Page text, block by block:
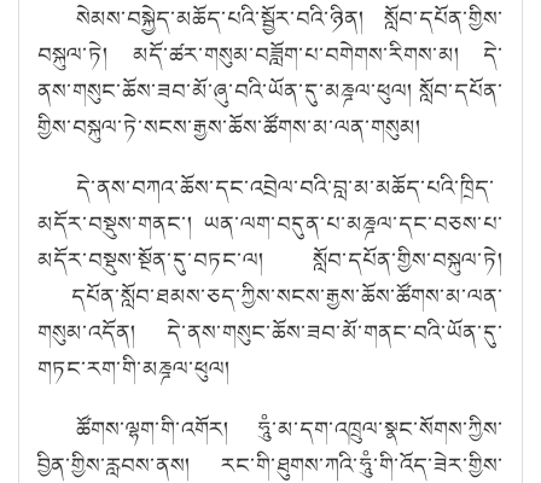
སེམས་བསྐྱེད་མཆོད་པའི་སྦྱོར་བའི་ཉིན། སློབ་དཔོན་གྱིས་
བསྐུལ་ཏེ། མདོ་ཚར་གསུམ་བཟློག་པ་བགེགས་རིགས་མ། དེ་
ནས་གསུང་ཆོས་ཟབ་མོ་ཞུ་བའི་ཡོན་དུ་མཎྜལ་ཕུལ། སློབ་དཔོན་
གྱིས་བསྐུལ་ཏེ་སངས་རྒྱས་ཆོས་ཚོགས་མ་ལན་གསུམ།
དེ་ནས་བཀའ་ཆོས་དང་འབྲེལ་བའི་བླ་མ་མཆོད་པའི་ཁྲིད་
མདོར་བསྡུས་གནང་། ཡན་ལག་བདུན་པ་མཎྜལ་དང་བཅས་པ་
མདོར་བསྡུས་སྔོན་དུ་བཏང་ལ། སློབ་དཔོན་གྱིས་བསྐུལ་ཏེ།
དཔོན་སློབ་ཐམས་ཅད་ཀྱིས་སངས་རྒྱས་ཆོས་ཚོགས་མ་ལན་
གསུམ་འདོན། དེ་ནས་གསུང་ཆོས་ཟབ་མོ་གནང་བའི་ཡོན་དུ་
གཏང་རག་གི་མཎྜལ་ཕུལ།
ཚོགས་ལྷག་གི་འགོར། ཧཱུཾ་མ་དག་འཁྲུལ་སྣང་སོགས་ཀྱིས་
བྱིན་གྱིས་རླབས་ནས། རང་གི་ཐུགས་ཀའི་ཧཱུཾ་གི་འོད་ཟེར་གྱིས་